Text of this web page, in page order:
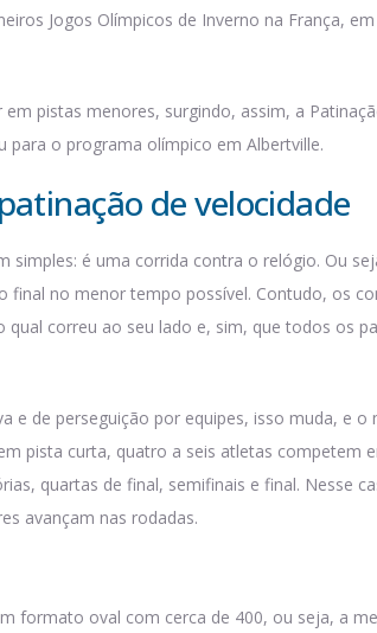
Jogos Olímpicos de Inverno na França,
pistas menores, surgindo, assim, a
para o programa olímpico em Albertville.
de velocidade
simples: é uma corrida contra o relógio. Ou
final no menor tempo possível. Contudo, os
qual correu ao seu lado e, sim, que todos os
e de perseguição por equipes, isso muda, e o
pista curta, quatro a seis atletas competem
quartas de final, semifinais e final. Nesse
avançam nas rodadas.
formato oval com cerca de 400, ou seja, a